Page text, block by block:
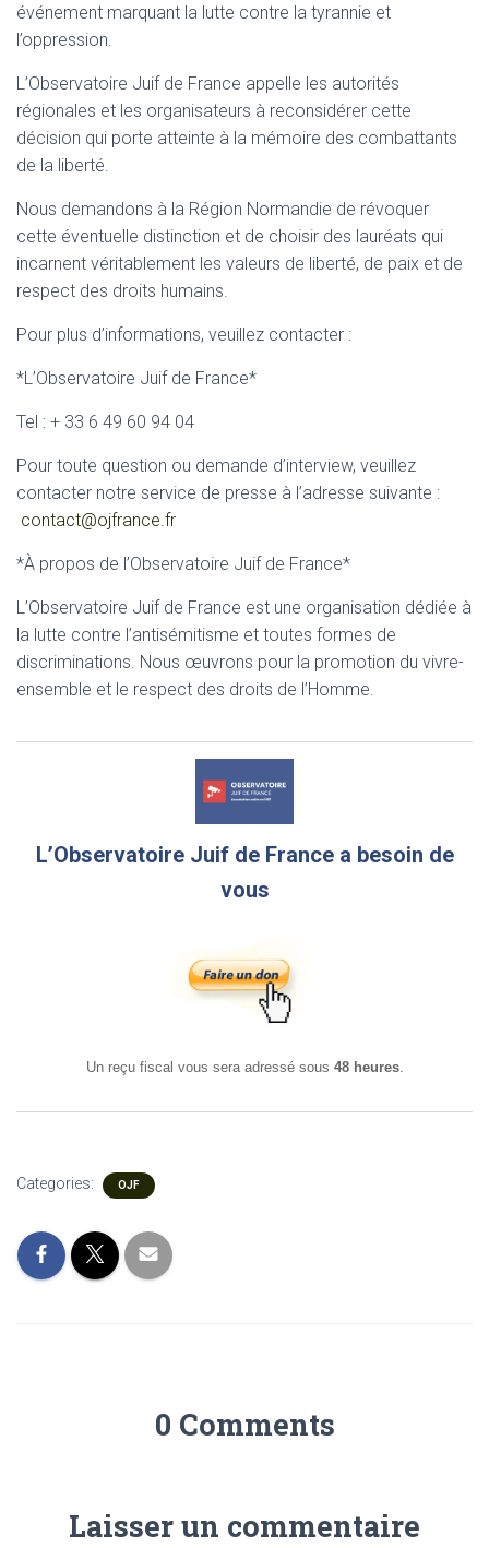
événement marquant la lutte contre la tyrannie et
l’oppression.
L’Observatoire Juif de France appelle les autorités
régionales et les organisateurs à reconsidérer cette
décision qui porte atteinte à la mémoire des combattants
de la liberté.
Nous demandons à la Région Normandie de révoquer
cette éventuelle distinction et de choisir des lauréats qui
incarnent véritablement les valeurs de liberté, de paix et de
respect des droits humains.
Pour plus d’informations, veuillez contacter :
*L’Observatoire Juif de France*
Tel : + 33 6 49 60 94 04
Pour toute question ou demande d’interview, veuillez
contacter notre service de presse à l’adresse suivante :
contact@ojfrance.fr
*À propos de l’Observatoire Juif de France*
L’Observatoire Juif de France est une organisation dédiée à
la lutte contre l’antisémitisme et toutes formes de
discriminations. Nous œuvrons pour la promotion du vivre-
ensemble et le respect des droits de l’Homme.
L’Observatoire Juif de France a besoin de
vous
Un reçu fiscal vous sera adressé sous 48 heures.
Categories: OJF
0 Comments
Laisser un commentaire